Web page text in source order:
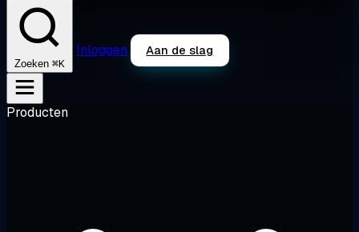
Zoeken ⌘K
Inloggen Aan de slag
Producten